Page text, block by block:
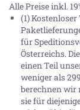
Alle Preise inkl.
(1)
für
Österreichs.
einen Teil
weniger als
berechnen wir
sie für